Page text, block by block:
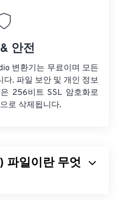
안전
변환기는 무료이며 모든
. 파일 보안 및 개인 정보
256비트 SSL 암호화로
로 삭제됩니다.
파일이란 무엇